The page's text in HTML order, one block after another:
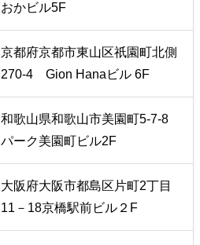
おかビル5F
京都府京都市東山区祇園町北側
270-4 Gion Hanaビル 6F
和歌山県和歌山市美園町5-7-8
パーク美園町ビル2F
大阪府大阪市都島区片町2丁目
11－18京橋駅前ビル２F